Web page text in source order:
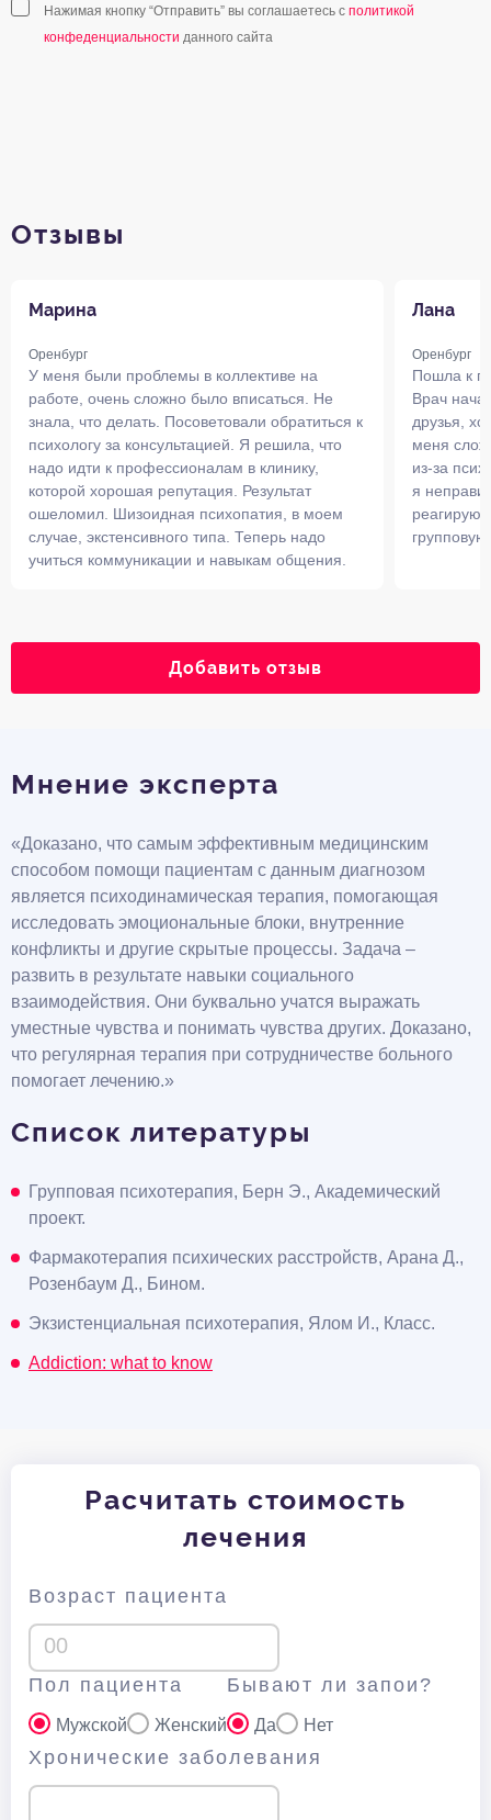
Нажимая кнопку “Отправить” вы соглашаетесь с политикой
конфеденциальности данного сайта
Отзывы
Марина
Оренбург
У меня были проблемы в коллективе на
работе, очень сложно было вписаться. Не
знала, что делать. Посоветовали обратиться к
психологу за консультацией. Я решила, что
надо идти к профессионалам в клинику,
которой хорошая репутация. Результат
ошеломил. Шизоидная психопатия, в моем
случае, экстенсивного типа. Теперь надо
учиться коммуникации и навыкам общения.
Лана
Оренбург
Пошла к
Врач
друзья,
меня
из-за
я
реагирую
Добавить отзыв
Мнение эксперта
«Доказано, что самым эффективным медицинским
способом помощи пациентам с данным диагнозом
является психодинамическая терапия, помогающая
исследовать эмоциональные блоки, внутренние
конфликты и другие скрытые процессы. Задача –
развить в результате навыки социального
взаимодействия. Они буквально учатся выражать
уместные чувства и понимать чувства других. Доказано,
что регулярная терапия при сотрудничестве больного
помогает лечению.»
Список литературы
Групповая психотерапия, Берн Э., Академический
проект.
Фармакотерапия психических расстройств, Арана Д.,
Розенбаум Д., Бином.
Экзистенциальная психотерапия, Ялом И., Класс.
Addiction: what to know
Расчитать стоимость
лечения
Возраст пациента
Пол пациента
Мужской Женский
Бывают ли запои?
Да Нет
Хронические заболевания